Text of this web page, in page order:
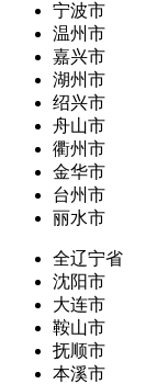
宁波市
温州市
嘉兴市
湖州市
绍兴市
舟山市
衢州市
金华市
台州市
丽水市
全辽宁省
沈阳市
大连市
鞍山市
抚顺市
本溪市